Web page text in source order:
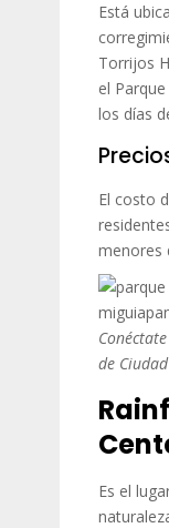
Está
Torrijos
el
los días
El costo
menores
de
Es el